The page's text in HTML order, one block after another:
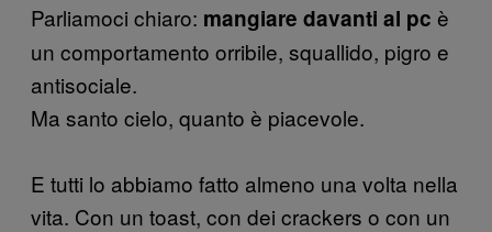
Parliamoci chiaro: mangiare davanti al pc è
un comportamento orribile, squallido, pigro e
antisociale.
Ma santo cielo, quanto è piacevole.
E tutti lo abbiamo fatto almeno una volta nella
vita. Con un toast, con dei crackers o con un